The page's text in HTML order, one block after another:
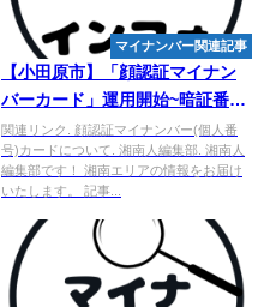
マイナンバー関連記事
【小田原市】「顔認証マイナン
バーカード」運用開始~暗証番号
の設定や管理などが不安な方へ
関連リンク. 顔認証マイナンバー(個人番
号)カードについて. 湘南人編集部. 湘南人
編集部です！ 湘南エリアの情報をお届け
いたします。 記事...